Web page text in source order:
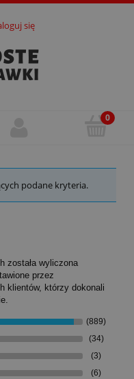
się
podane kryteria.
została wyliczona
przez
klientów, którzy dokonali
(889)
(34)
(3)
(6)